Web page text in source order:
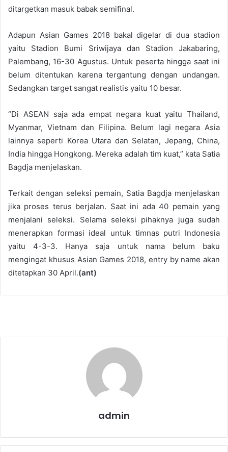
ditargetkan masuk babak semifinal.
Adapun Asian Games 2018 bakal digelar di dua stadion
yaitu Stadion Bumi Sriwijaya dan Stadion Jakabaring,
Palembang, 16-30 Agustus. Untuk peserta hingga saat ini
belum ditentukan karena tergantung dengan undangan.
Sedangkan target sangat realistis yaitu 10 besar.
“Di ASEAN saja ada empat negara kuat yaitu Thailand,
Myanmar, Vietnam dan Filipina. Belum lagi negara Asia
lainnya seperti Korea Utara dan Selatan, Jepang, China,
India hingga Hongkong. Mereka adalah tim kuat,” kata Satia
Bagdja menjelaskan.
Terkait dengan seleksi pemain, Satia Bagdja menjelaskan
jika proses terus berjalan. Saat ini ada 40 pemain yang
menjalani seleksi. Selama seleksi pihaknya juga sudah
menerapkan formasi ideal untuk timnas putri Indonesia
yaitu 4-3-3. Hanya saja untuk nama belum baku
mengingat khusus Asian Games 2018, entry by name akan
ditetapkan 30 April.(ant)
admin